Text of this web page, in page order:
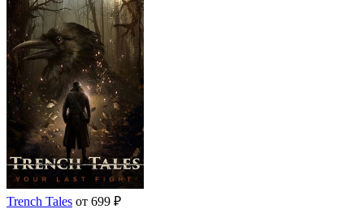
Trench Tales от 699 ₽